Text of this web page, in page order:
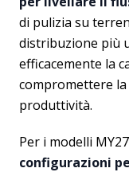
di pulizia su
distribuzione più
efficacemente la
compromettere
produttività.
Per i modelli
configurazioni